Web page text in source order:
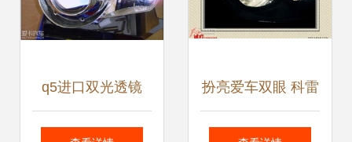
q5进口双光透镜 扮亮爱车双眼 科雷
傲双光透镜改装作